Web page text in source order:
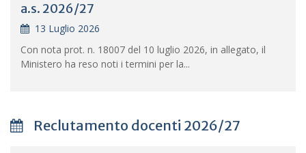
a.s. 2026/27
13 Luglio 2026
Con nota prot. n. 18007 del 10 luglio 2026, in allegato, il
Ministero ha reso noti i termini per la...
Reclutamento docenti 2026/27